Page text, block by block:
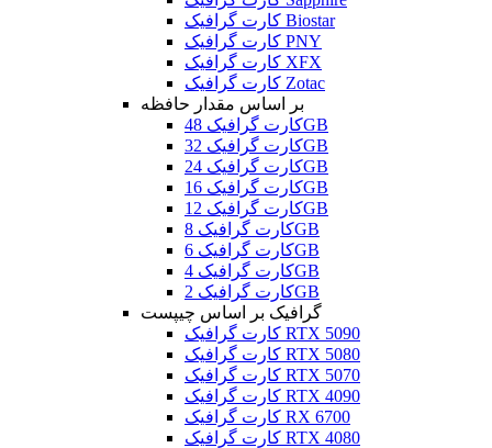
کارت گرافیک Biostar
کارت گرافیک PNY
کارت گرافیک XFX
کارت گرافیک Zotac
بر اساس مقدار حافظه
کارت گرافیک 48GB
کارت گرافیک 32GB
کارت گرافیک 24GB
کارت گرافیک 16GB
کارت گرافیک 12GB
کارت گرافیک 8GB
کارت گرافیک 6GB
کارت گرافیک 4GB
کارت گرافیک 2GB
گرافیک بر اساس چیپست
کارت گرافیک RTX 5090
کارت گرافیک RTX 5080
کارت گرافیک RTX 5070
کارت گرافیک RTX 4090
کارت گرافیک RX 6700
کارت گرافیک RTX 4080